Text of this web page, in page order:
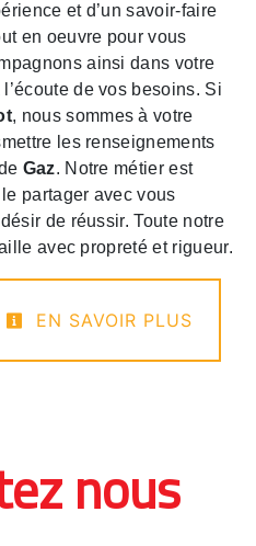
et d’un savoir-faire
en oeuvre pour vous
ainsi dans votre
de vos besoins. Si
, nous sommes à votre
les renseignements
Gaz. Notre métier est
partager avec vous
de réussir. Toute notre
avec propreté et rigueur.
EN SAVOIR PLUS
nous